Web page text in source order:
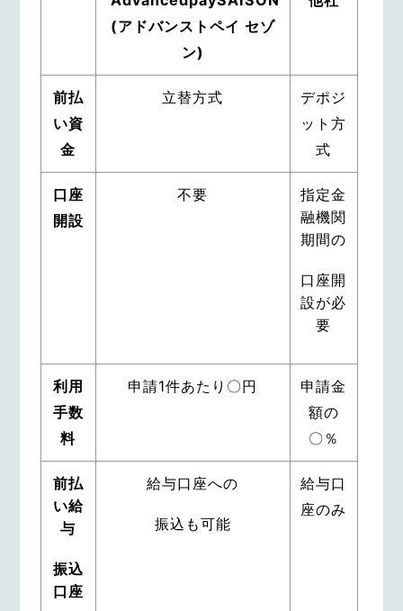
(アドバンストペイ セゾ
ン)
前払
い資
金
立替方式
デポジ
ット方
式
口座
開設
不要
指定金
融機関
期間の
口座開
設が必
要
利用
手数
料
申請1件あたり〇円
申請金
額の
〇％
前払
い給
与
振込
口座
給与口座への
振込も可能
給与口
座のみ